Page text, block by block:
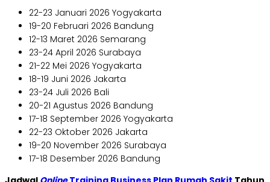
22-23 Januari 2026 Yogyakarta
19-20 Februari 2026 Bandung
12-13 Maret 2026 Semarang
23-24 April 2026 Surabaya
21-22 Mei 2026 Yogyakarta
18-19 Juni 2026 Jakarta
23-24 Juli 2026 Bali
20-21 Agustus 2026 Bandung
17-18 September 2026 Yogyakarta
22-23 Oktober 2026 Jakarta
19-20 November 2026 Surabaya
17-18 Desember 2026 Bandung